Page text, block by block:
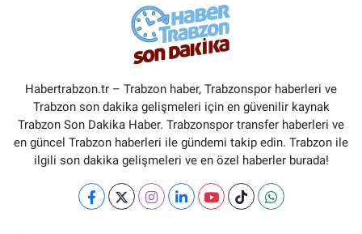
Habertrabzon.tr – Trabzon haber, Trabzonspor haberleri ve
Trabzon son dakika gelişmeleri için en güvenilir kaynak
Trabzon Son Dakika Haber. Trabzonspor transfer haberleri ve
en güncel Trabzon haberleri ile gündemi takip edin. Trabzon ile
ilgili son dakika gelişmeleri ve en özel haberler burada!